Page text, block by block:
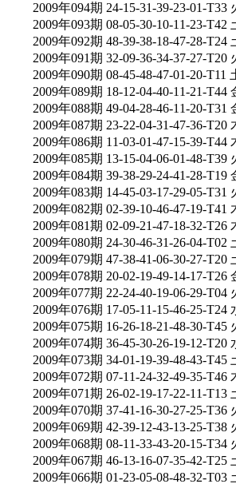
2009年094期 24-15-31-39-23-01-T33
2009年093期 08-05-30-10-11-23-T42
2009年092期 48-39-38-18-47-28-T24
2009年091期 32-09-36-34-37-27-T20
2009年090期 08-45-48-47-01-20-T11
2009年089期 18-12-04-40-11-21-T44
2009年088期 49-04-28-46-11-20-T31
2009年087期 23-22-04-31-47-36-T20
2009年086期 11-03-01-47-15-39-T44
2009年085期 13-15-04-06-01-48-T39
2009年084期 39-38-29-24-41-28-T19
2009年083期 14-45-03-17-29-05-T31
2009年082期 02-39-10-46-47-19-T41
2009年081期 02-09-21-47-18-32-T26
2009年080期 24-30-46-31-26-04-T02
2009年079期 47-38-41-06-30-27-T20
2009年078期 20-02-19-49-14-17-T26
2009年077期 22-24-40-19-06-29-T04
2009年076期 17-05-11-15-46-25-T24
2009年075期 16-26-18-21-48-30-T45
2009年074期 36-45-30-26-19-12-T20
2009年073期 34-01-19-39-48-43-T45
2009年072期 07-11-24-32-49-35-T46
2009年071期 26-02-19-17-22-11-T13
2009年070期 37-41-16-30-27-25-T36
2009年069期 42-39-12-43-13-25-T38
2009年068期 08-11-33-43-20-15-T34
2009年067期 46-13-16-07-35-42-T25
2009年066期 01-23-05-08-48-32-T03